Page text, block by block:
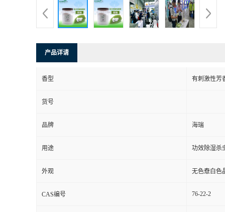
产品详请
香型 有刺激性芳
货号
品牌 海瑞
用途 功效除湿杀
外观 无色憃白色
CAS编号 76-22-2